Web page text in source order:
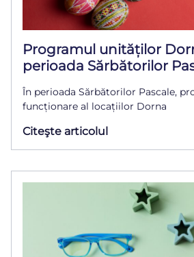
Programul unităților
perioada Sărbătorilor
În perioada Sărbătorilor Pascale,
funcționare al locațiilor Dorna
Citeşte articolul